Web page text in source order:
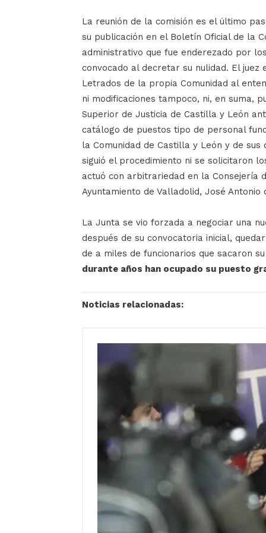
La reunión de la comisión es el último
su publicación en el Boletín Oficial de la
administrativo que fue enderezado por
convocado al decretar su nulidad. El
Letrados de la propia Comunidad al
ni modificaciones tampoco, ni, en suma,
Superior de Justicia de Castilla y León
catálogo de puestos tipo de personal
la Comunidad de Castilla y León y de
siguió el procedimiento ni se solicitaron
actuó con arbitrariedad en la Consejería
Ayuntamiento de Valladolid, José Antonio
La Junta se vio forzada a negociar una
después de su convocatoria inicial,
de a miles de funcionarios que sacaron
durante años han ocupado su puesto
Noticias relacionadas: